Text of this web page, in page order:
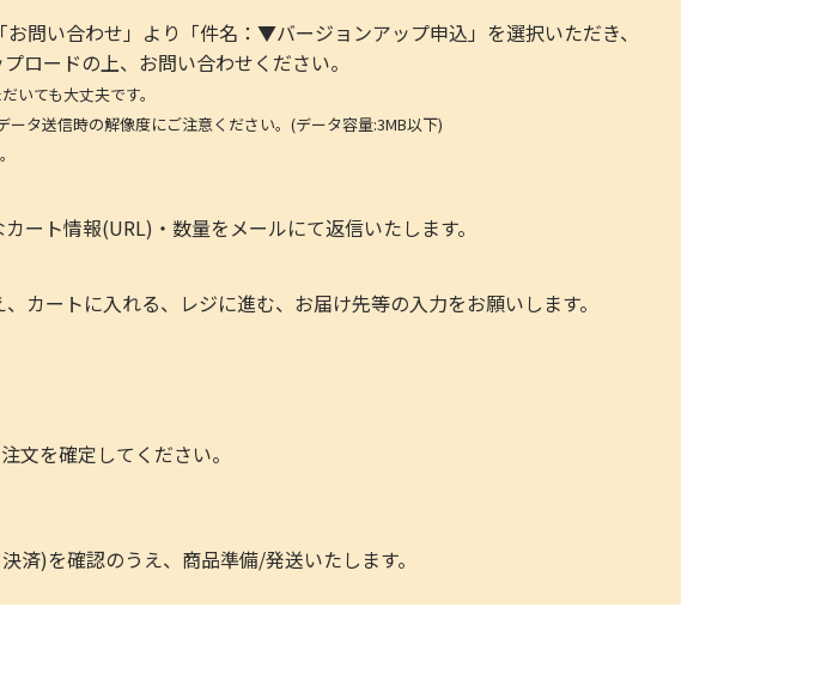
い合わせ」より「件名：▼バージョンアップ申込」を選択いただき、
ードの上、お問い合わせください。
ても大丈夫です。
信時の解像度にご注意ください。(データ容量:3MB以下)
ト情報(URL)・数量をメールにて返信いたします。
カートに入れる、レジに進む、お届け先等の入力をお願いします。
文を確定してください。
)を確認のうえ、商品準備/発送いたします。